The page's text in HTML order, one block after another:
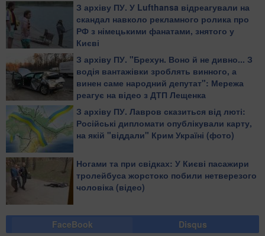
З архіву ПУ. У Lufthansa відреагували на
скандал навколо рекламного ролика про
РФ з німецькими фанатами, знятого у
Києві
З архіву ПУ. "Брехун. Воно й не дивно... З
водія вантажівки зроблять винного, а
винен саме народний депутат": Мережа
реагує на відео з ДТП Лещенка
З архіву ПУ. Лавров сказиться від люті:
Російські дипломати опублікували карту,
на якій "віддали" Крим Україні (фото)
Ногами та при свідках: У Києві пасажири
тролейбуса жорстоко побили нетверезого
чоловіка (відео)
FaceBook Disqus